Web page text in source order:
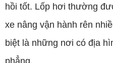
hồi tốt. Lốp hơi thường
xe nâng vận hành rên
biệt là những nơi có địa
phẳng.